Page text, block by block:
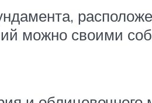
можно своими